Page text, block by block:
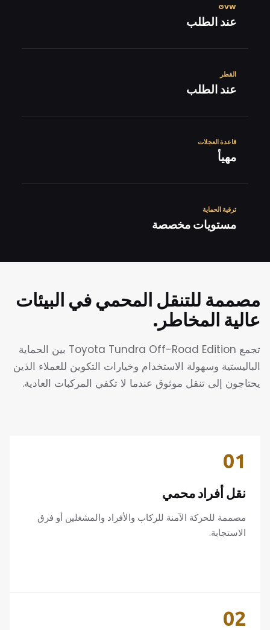
GVW
عند الطلب
القطر
عند الطلب
قاعدة العجلات
مهيأ
ترقية الحماية
مستويات مخصصة
مصممة للتنقل المحمي في البيئات
عالية المخاطر.
تجمع Toyota Tundra Off-Road Edition بين الحماية
الباليستية وسهولة الاستخدام وخيارات التكوين للعملاء الذين
يحتاجون إلى تنقل موثوق عندما لا تكفي المركبات العادية.
01
نقل أفراد محمي
مصممة للحركة الآمنة للركاب والأفراد والمشغلين أو فرق
الاستجابة.
02